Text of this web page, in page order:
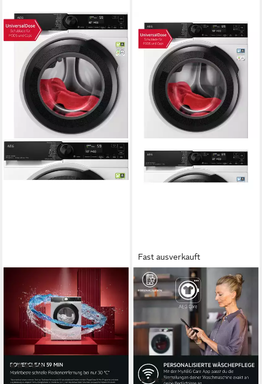
Waschmaschine 8000
PowerCare® LR8EG75480
8 kg Kapazität Waschen
Betriebsgeräusch
1400 U/min Schleuderdrehzahl
Produktdatenblatt
(7)
749,00 € UVP1.199,00 €
Fast ausverkauft
AEG
Waschmaschine 7000
ProSteam® LR7EA610FL
914501652
10 kg Kapazität Waschen
76 dB(A)
Betriebsgeräusch
1600 U/min
Schleuderdrehzahl
Produktdatenblatt
(16)